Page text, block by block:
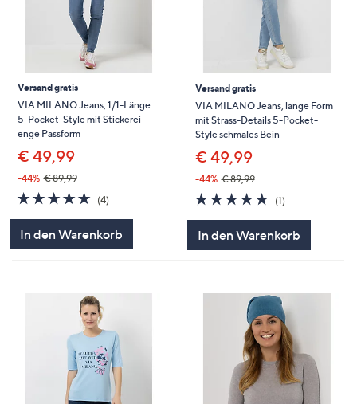
Versand gratis
VIA MILANO Jeans, 1/1-Länge
5-Pocket-Style mit Stickerei
enge Passform
€ 49,99
-44% € 89,99
5.0
von
(4)
In den Warenkorb
Versand gratis
VIA MILANO Jeans, lange Form
mit Strass-Details 5-Pocket-
Style schmales Bein
€ 49,99
-44% € 89,99
5.0
von
(1)
In den Warenkorb